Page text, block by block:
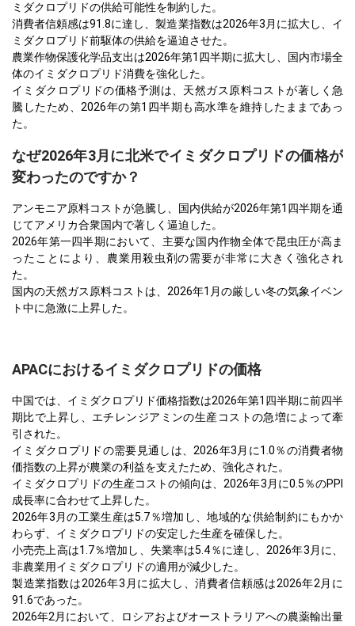
ミダクロプリドの供給可能性を制約した。
消費者信頼感は91.8に達し、製造業指数は2026年3月に拡大し、イ
ミダクロプリド前駆体の供給を逼迫させた。
農業作物保護化学品支出は2026年第1四半期に拡大し、国内市場全
体のイミダクロプリド消費を強化した。
イミダクロプリドの価格予測は、天然ガス原料コストが著しく急
騰したため、2026年の第1四半期も高水準を維持したままであっ
た。
なぜ2026年3月に北米でイミダクロプリドの価格が
変わったのですか？
アンモニア原料コストが急騰し、国内供給が2026年第1四半期を通
じてアメリカ合衆国内で著しく逼迫した。
2026年第一四半期において、主要な国内作物全体で昆虫圧が高ま
ったことにより、農業用殺虫剤の需要が非常に大きく強化され
た。
国内の天然ガス原料コストは、2026年1月の厳しい冬の気象イベン
ト中に急激に上昇した。
APACにおけるイミダクロプリドの価格
中国では、イミダクロプリド価格指数は2026年第1四半期に前四半
期比で上昇し、エチレンジアミンの生産コストの急増によって牽
引された。
イミダクロプリドの需要見通しは、2026年3月に1.0％の消費者物
価指数の上昇が農業の利益を支えたため、強化された。
イミダクロプリドの生産コストの傾向は、2026年3月に0.5％のPPI
成長率に合わせて上昇した。
2026年3月の工業生産は5.7％増加し、地域的な供給制約にもかか
わらず、イミダクロプリドの安定した生産を確保した。
小売売上高は1.7％増加し、失業率は5.4％に達し、2026年3月に、
非農業用イミダクロプリドの適用が減少した。
製造業指数は2026年3月に拡大し、消費者信頼感は2026年2月に
91.6であった。
2026年2月において、ロシアおよびオーストラリアへの農薬輸出量